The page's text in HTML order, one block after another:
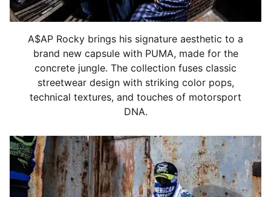
Suela translúcida con degradado
Detalles de la marca compartida ROCKY x PUMA
A$AP Rocky brings his signature aesthetic to a
brand new capsule with PUMA, made for the
concrete jungle. The collection fuses classic
streetwear design with striking color pops,
technical textures, and touches of motorsport
DNA.